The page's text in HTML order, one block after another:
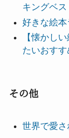
キングベ
好きな絵
【懐かし
たいおす
その他
世界で愛さ